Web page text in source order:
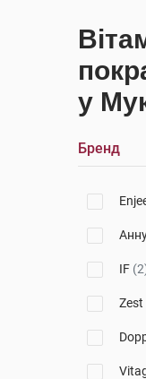
у
Бренд
IF
Zest